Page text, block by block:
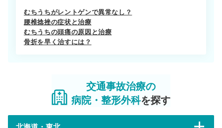
むちうちがレントゲンで異常なし？
腰椎捻挫の症状と治療
むちうちの頭痛の原因と治療
骨折を早く治すには？
交通事故治療の
病院・整形外科を探す